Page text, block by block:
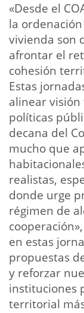
«Desde el
la
vivienda son
afrontar el
cohesión
Estas
alinear
políticas
decana del
mucho que
realistas,
donde urge
régimen de
en estas
propuestas
y reforzar
instituciones
territorial